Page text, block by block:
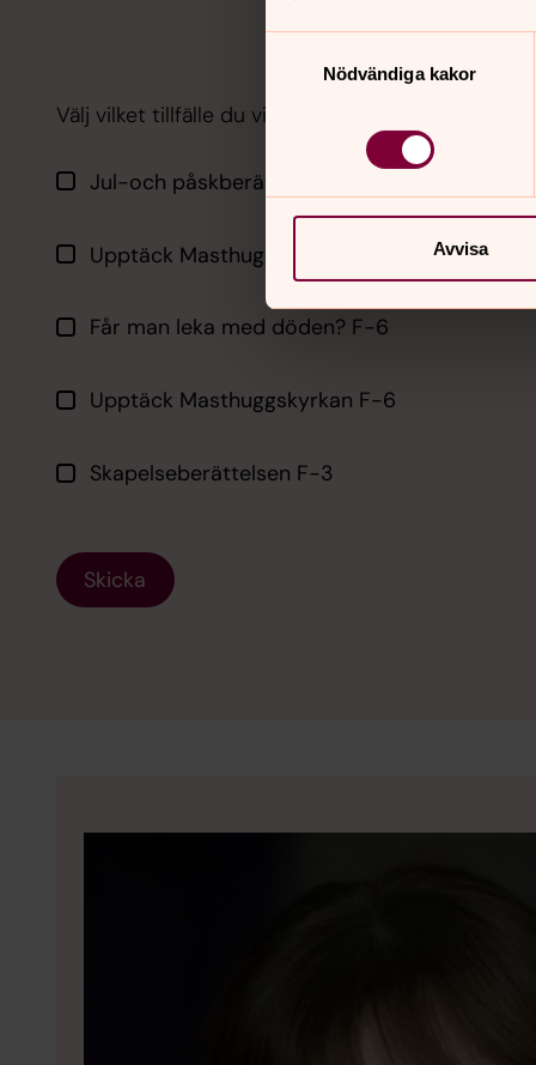
Nödvändiga kakor
Avvisa
Välj vilket tillfälle du vill anmäla klassen till
Jul-och påskberättelsen F-6
Upptäck Masthuggskyrkan F-6
Får man leka med döden? F-6
Upptäck Masthuggskyrkan F-6
Skapelseberättelsen F-3
Skicka